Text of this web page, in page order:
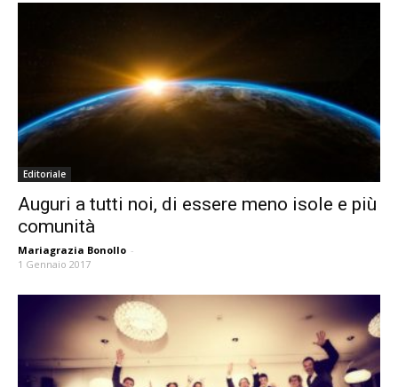
Editoriale
Auguri a tutti noi, di essere meno isole e più
comunità
Mariagrazia Bonollo -
1 Gennaio 2017